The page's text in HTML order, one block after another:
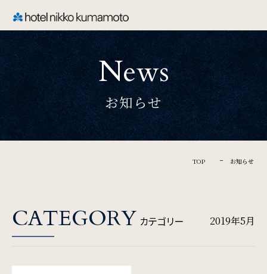
CLOSE
TOP
Welcome
ご宿泊
Restaurant & Lounge
News
お知らせ
TOP お知らせ
CATEGORY カテゴリー 2019年5月